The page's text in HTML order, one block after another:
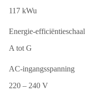
117 kWu
Energie-efficiëntieschaal
A tot G
AC-ingangsspanning
220 – 240 V